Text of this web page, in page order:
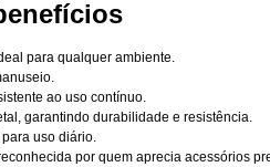
para qualquer ambiente.
ao uso contínuo.
garantindo durabilidade e resistência.
uso diário.
por quem aprecia acessórios